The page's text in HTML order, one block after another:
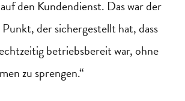
den Kundendienst. Das war der
der sichergestellt hat, dass
betriebsbereit war, ohne
zu sprengen.“